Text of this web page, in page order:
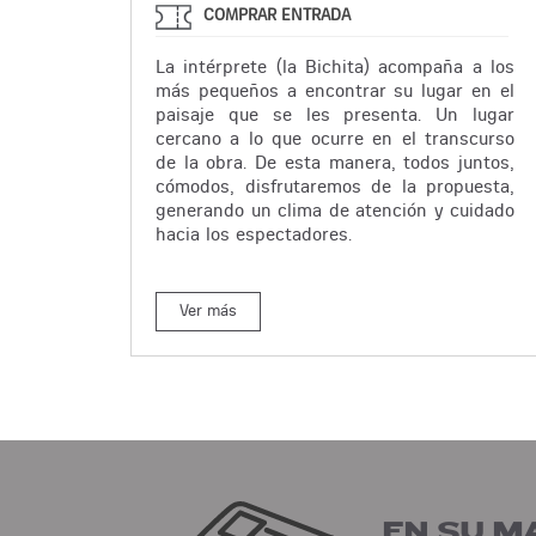
COMPRAR ENTRADA
La intérprete (la Bichita) acompaña a los
más pequeños a encontrar su lugar en el
paisaje que se les presenta. Un lugar
cercano a lo que ocurre en el transcurso
de la obra. De esta manera, todos juntos,
cómodos, disfrutaremos de la propuesta,
generando un clima de atención y cuidado
hacia los espectadores.
Ver más